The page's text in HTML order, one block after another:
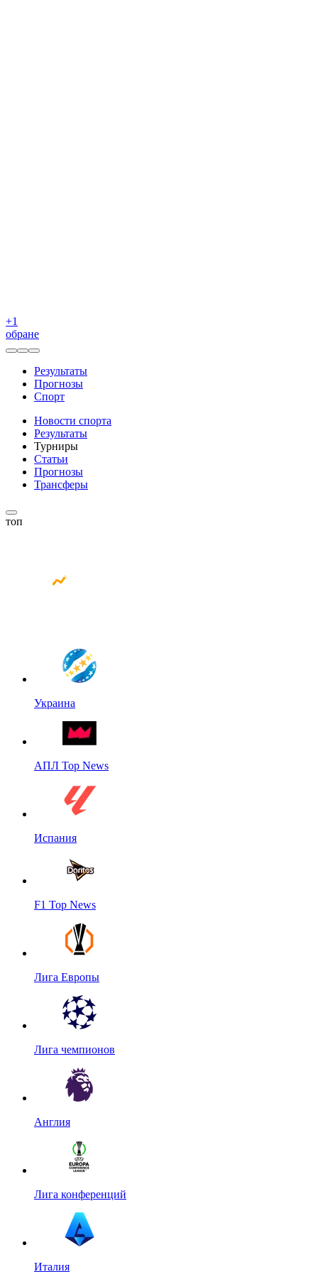
+1
обране
Результаты
Прогнозы
Спорт
Новости спорта
Результаты
Турниры
Статьи
Прогнозы
Трансферы
топ
Украина
АПЛ Top News
Испания
F1 Top News
Лига Европы
Лига чемпионов
Англия
Лига конференций
Италия